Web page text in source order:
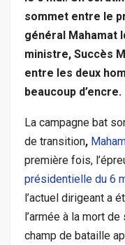
sommet entre le
général Mahamat
ministre, Succès
entre les deux
beaucoup d’encre.
La campagne bat
de transition,
première fois,
présidentielle du 6
l’actuel dirigeant a
l’armée à la mort
champ de bataille